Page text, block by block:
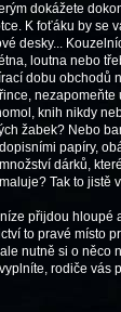
dokážete
K foťáku by se
desky...
loutna nebo
dobu obchodů
nezapomeňte
knih nikdy
žabek? Nebo
papíry,
dárků,
Tak to jistě
přijdou hloupé
to pravé místo
nutně si o něco
rodiče vás